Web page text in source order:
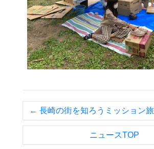
← 長崎の街を知ろうミッション旅
ニュースTOP